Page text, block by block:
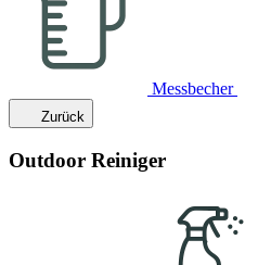
Messbecher
Zurück
Outdoor Reiniger